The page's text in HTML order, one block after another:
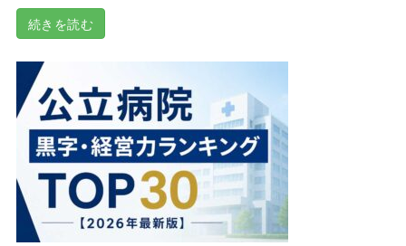
続きを読む